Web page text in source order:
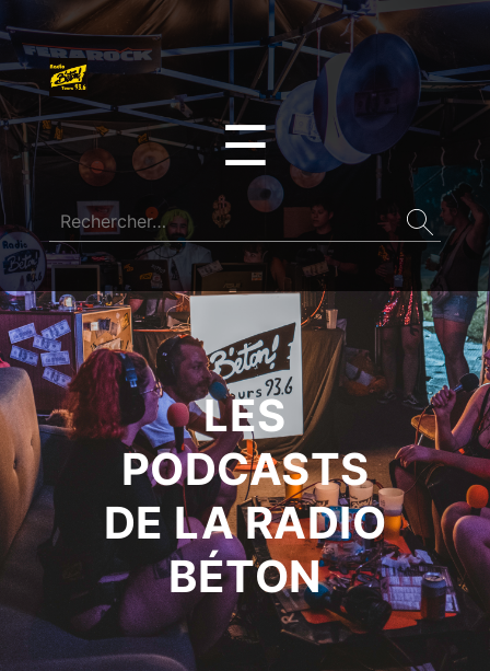
☰
LES
PODCASTS
DE LA RADIO
BÉTON